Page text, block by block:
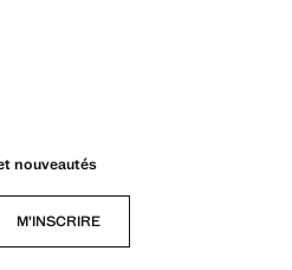
nouveautés
M’INSCRIRE